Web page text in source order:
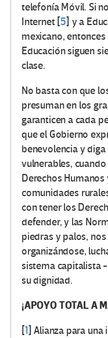
telefonía Móvil. Si
Internet[5] y a
mexicano,
Educación siguen
clase.
No basta con que
presuman en los
garanticen a cada
que el Gobierno
benevolencia y
vulnerables,
Derechos
comunidades
con tener los
defender, y las
piedras y palos,
organizándose,
sistema capitalista
su dignidad.
¡APOYO TOTAL A
[1]Alianza para